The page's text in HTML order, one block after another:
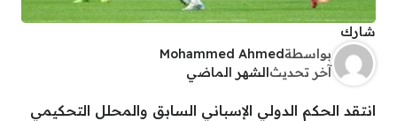
شارك
بواسطةMohammed Ahmed
آخر تحديث الشهر الماضي
انتقد الحكم الدولي الإسباني السابق والمحلل التحكيمي